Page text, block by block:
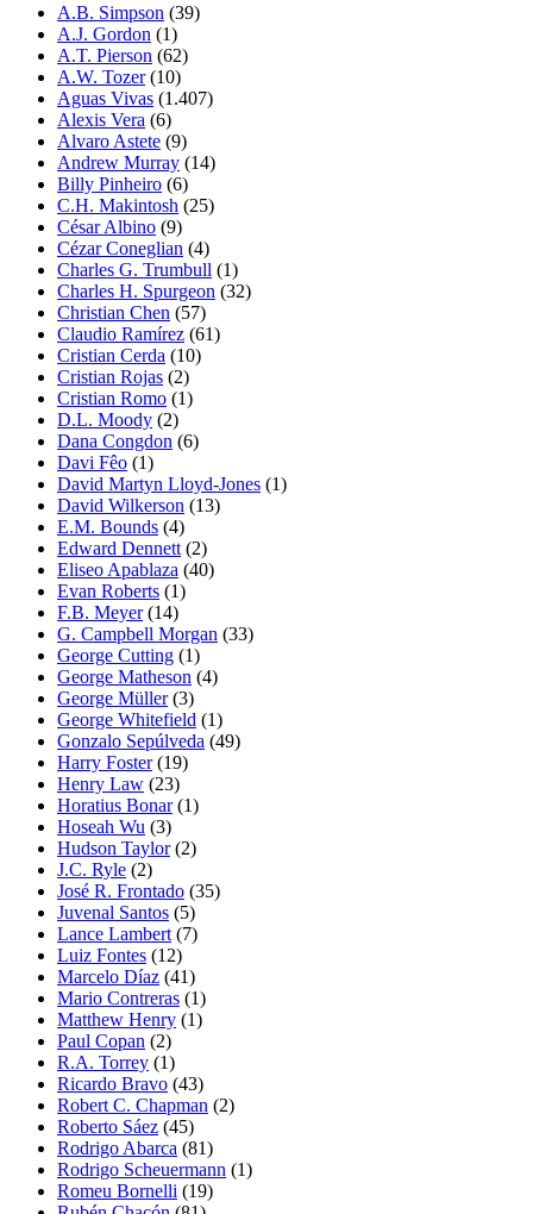
A.B. Simpson (39)
A.J. Gordon (1)
A.T. Pierson (62)
A.W. Tozer(10)
Aguas Vivas (1.407)
Alexis Vera (6)
Alvaro Astete (9)
Andrew Murray (14)
Billy Pinheiro (6)
C.H. Makintosh (25)
César Albino (9)
Cézar Coneglian (4)
Charles G. Trumbull (1)
Charles H. Spurgeon (32)
Christian Chen (57)
Claudio Ramírez (61)
Cristian Cerda (10)
Cristian Rojas (2)
Cristian Romo (1)
D.L. Moody (2)
Dana Congdon (6)
Davi Fêo (1)
David Martyn Lloyd-Jones (1)
David Wilkerson (13)
E.M. Bounds (4)
Edward Dennett (2)
Eliseo Apablaza (40)
Evan Roberts (1)
F.B. Meyer(14)
G. Campbell Morgan (33)
George Cutting (1)
George Matheson (4)
George Müller(3)
George Whitefield (1)
Gonzalo Sepúlveda (49)
Harry Foster(19)
Henry Law (23)
Horatius Bonar(1)
Hoseah Wu (3)
Hudson Taylor(2)
J.C. Ryle (2)
José R. Frontado (35)
Juvenal Santos (5)
Lance Lambert (7)
Luiz Fontes (12)
Marcelo Díaz (41)
Mario Contreras (1)
Matthew Henry (1)
Paul Copan (2)
R.A. Torrey (1)
Ricardo Bravo (43)
Robert C. Chapman (2)
Roberto Sáez (45)
Rodrigo Abarca (81)
Rodrigo Scheuermann (1)
Romeu Bornelli (19)